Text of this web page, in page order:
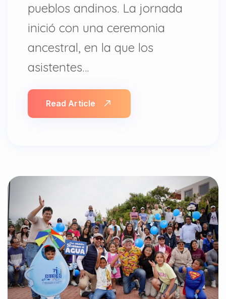
pueblos andinos. La jornada
inició con una ceremonia
ancestral, en la que los
asistentes…
Read Article